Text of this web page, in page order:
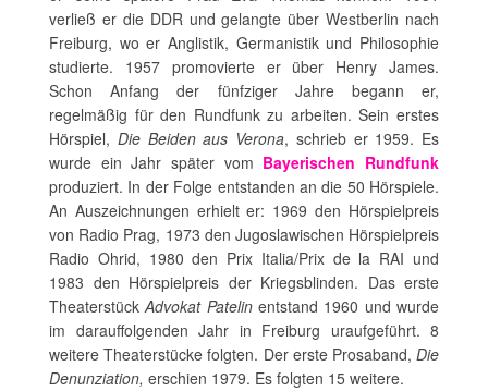
verließ er die DDR und gelangte über Westberlin nach
Freiburg, wo er Anglistik, Germanistik und Philosophie
studierte. 1957 promovierte er über Henry James.
Schon Anfang der fünfziger Jahre begann er,
regelmäßig für den Rundfunk zu arbeiten. Sein erstes
Hörspiel, Die Beiden aus Verona, schrieb er 1959. Es
wurde ein Jahr später vom Bayerischen Rundfunk
produziert. In der Folge entstanden an die 50 Hörspiele.
An Auszeichnungen erhielt er: 1969 den Hörspielpreis
von Radio Prag, 1973 den Jugoslawischen Hörspielpreis
Radio Ohrid, 1980 den Prix Italia/Prix de la RAI und
1983 den Hörspielpreis der Kriegsblinden. Das erste
TheaterstückAdvokat Patelinentstand 1960 und wurde
im darauffolgenden Jahr in Freiburg uraufgeführt. 8
weitere Theaterstücke folgten. Der erste Prosaband, Die
Denunziation, erschien 1979. Es folgten 15 weitere.